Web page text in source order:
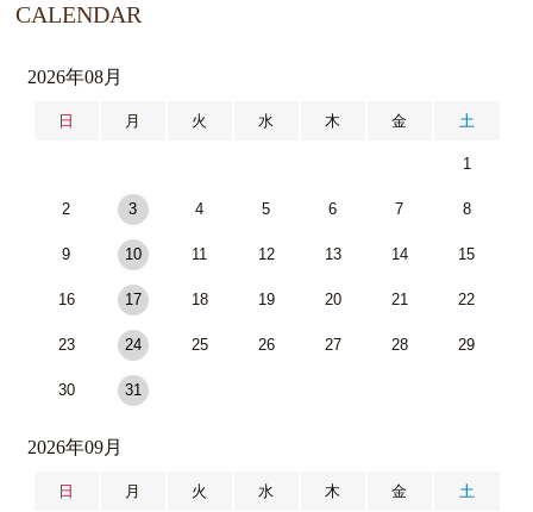
CALENDAR
2026年08月
日 月 火 水 木 金 土
1
2 3 4 5 6 7 8
9 10 11 12 13 14 15
16 17 18 19 20 21 22
23 24 25 26 27 28 29
30 31
2026年09月
日 月 火 水 木 金 土